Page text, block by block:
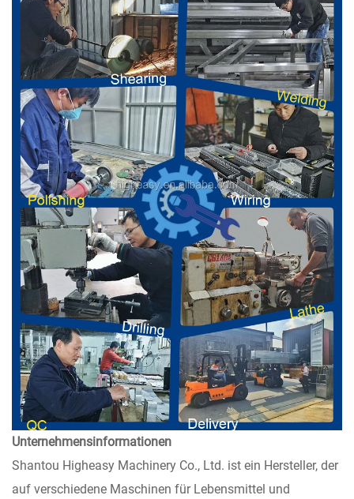
Unternehmensinformationen
Shantou Higheasy Machinery Co., Ltd. ist ein Hersteller, der
auf verschiedene Maschinen für Lebensmittel und